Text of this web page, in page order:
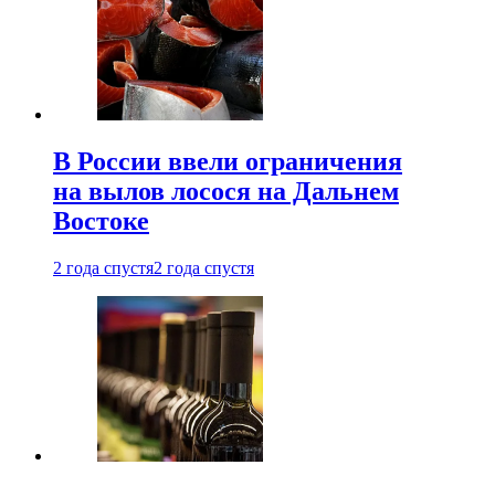
В России ввели ограничения
на вылов лосося на Дальнем
Востоке
2 года спустя2 года спустя